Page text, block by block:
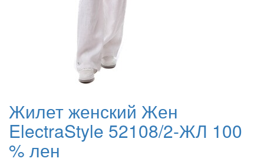
Жилет женский Жен
ElectraStyle 52108/2-ЖЛ 100
% лен